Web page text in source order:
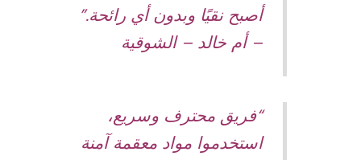
أصبح نقيًا وبدون أي رائحة.”
–أم خالد – الشوقية
“فريق محترف وسريع،
استخدموا مواد معقمة آمنة